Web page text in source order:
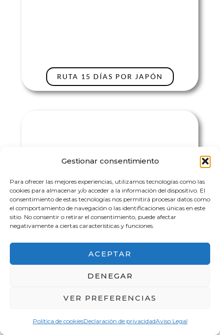
Gestionar consentimiento
Para ofrecer las mejores experiencias, utilizamos tecnologías como las
cookies para almacenar y/o acceder a la información del dispositivo. El
consentimiento de estas tecnologías nos permitirá procesar datos como
el comportamiento de navegación o las identificaciones únicas en este
sitio. No consentir o retirar el consentimiento, puede afectar
negativamente a ciertas características y funciones.
ACEPTAR
DENEGAR
VER PREFERENCIAS
Política de cookiesDeclaración de privacidadAviso Legal
RUTA 15 DÍAS POR JAPÓN
QUÉ VER EN NARA